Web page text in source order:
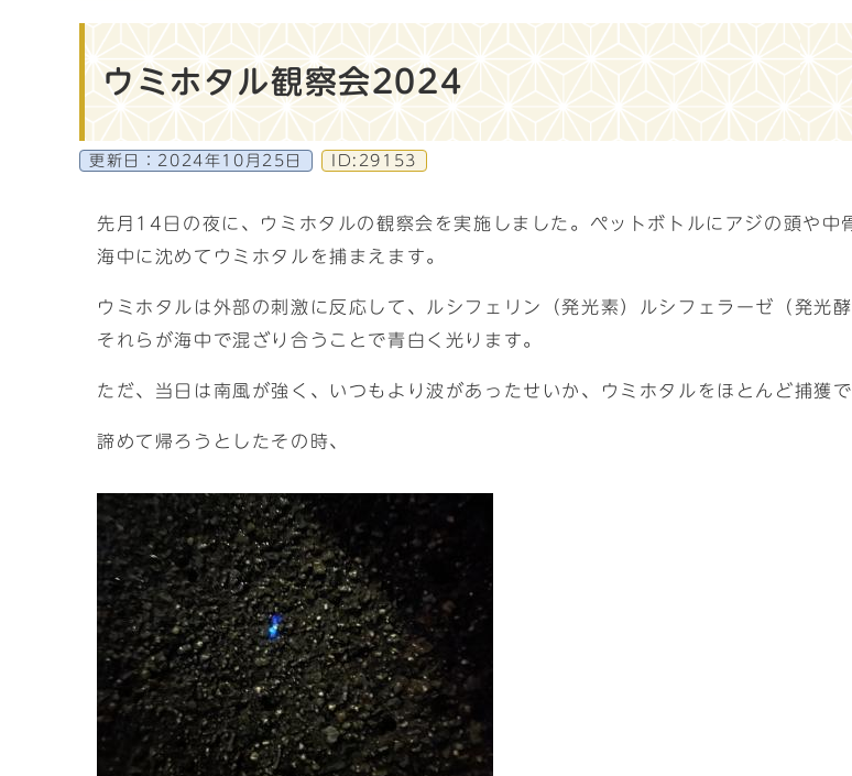
ウミホタル観察会2024
更新日： 2024年10月25日 ID:29153
先月14日の夜に、ウミホタルの観察会を実施しました。ペットボトルにアジの頭や中
海中に沈めてウミホタルを捕まえます。
ウミホタルは外部の刺激に反応して、ルシフェリン（発光素）ルシフェラーゼ（発光
それらが海中で混ざり合うことで青白く光ります。
ただ、当日は南風が強く、いつもより波があったせいか、ウミホタルをほとんど捕獲で
諦めて帰ろうとしたその時、